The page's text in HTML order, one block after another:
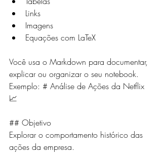
Links
Imagens
Equações com LaTeX
Você usa o Markdown para documentar,
explicar ou organizar o seu notebook.
Exemplo: # Análise de Ações da Netflix
📈
## Objetivo
Explorar o comportamento histórico das
ações da empresa.